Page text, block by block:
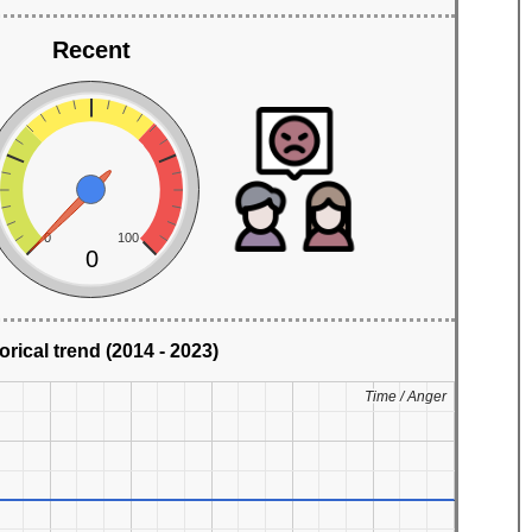
Recent
0 100
0
trend (2014 - 2023)
Time / Anger
Time / Anger